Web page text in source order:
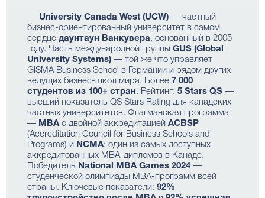
University Canada West (UCW) — частный
бизнес-ориентированный университет в самом
сердце даунтаун Ванкувера, основанный в 2005
году. Часть международной группы GUS (Global
University Systems) — той же что управляет
GISMA Business School в Германии и рядом других
ведущих бизнес-школ мира. Более 7 000
студентов из 100+ стран. Рейтинг: 5 Stars QS —
высший показатель QS Stars Rating для канадских
частных университетов. Флагманская программа
— MBAс двойной аккредитацией ACBSP
(Accreditation Council for Business Schools and
Programs) и NCMA: один из самых доступных
аккредитованных MBA-дипломов в Канаде.
Победитель National MBA Games 2024 —
студенческой олимпиады MBA-программ всей
страны. Ключевые показатели: 92%